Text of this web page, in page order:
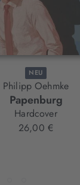
NEU
Philipp Oehmke
Papenburg
Hardcover
26,00 €